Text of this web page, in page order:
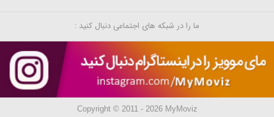
ما را در شبکه های اجتماعی دنبال کنید :
Copyright © 2011 - 2026 MyMoviz